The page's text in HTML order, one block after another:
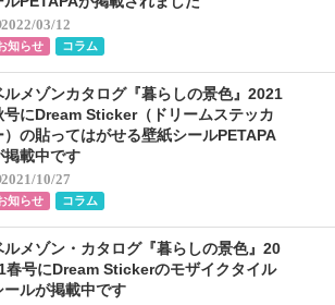
2022/03/12
知らせ コラム
ルメゾンカタログ『暮らしの景色』2021
号にDream Sticker（ドリームステッカ
）の貼ってはがせる壁紙シールPETAPA
掲載中です
2021/10/27
知らせ コラム
ルメゾン・カタログ『暮らしの景色』20
春号にDream Stickerのモザイクタイル
ールが掲載中です